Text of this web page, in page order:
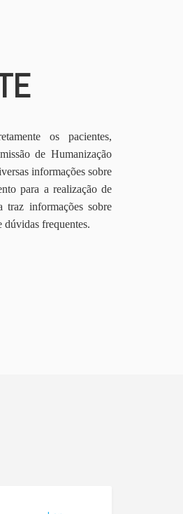
os pacientes,
de Humanização
informações sobre
para a realização de
traz informações sobre
frequentes.